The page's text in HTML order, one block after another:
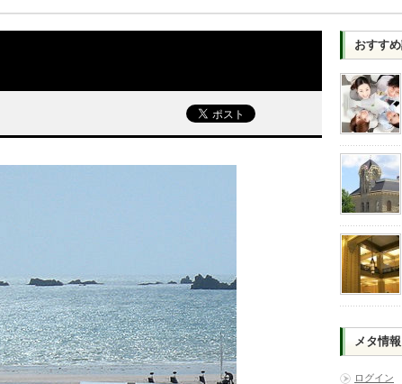
おすす
メタ情報
ログイン